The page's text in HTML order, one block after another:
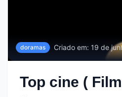
doramas Criado em: 19 de
Top cine (